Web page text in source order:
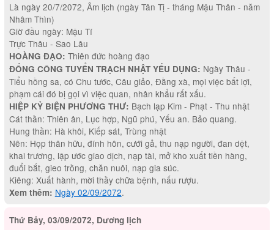
Là ngày 20/7/2072, Âm lịch (ngày Tân Tị - tháng Mậu Thân - năm
Nhâm Thìn)
Giờ đầu ngày: Mậu Tí
Trực Thâu - Sao Lâu
HOÀNG ĐẠO: Thiên đức hoàng đạo
ĐỔNG CÔNG TUYỂN TRẠCH NHẬT YẾU DỤNG: Ngày Thâu -
Tiểu hồng sa, có Chu tước, Câu giảo, Đằng xà, mọi việc bất lợi,
phạm cái đó bị gọi vì việc quan, nhân khẩu rất xấu.
HIỆP KỶ BIỆN PHƯƠNG THƯ: Bạch lạp Kim - Phạt - Thu nhật
Cát thần: Thiên ân, Lục hợp, Ngũ phú, Yếu an. Bảo quang.
Hung thần: Hà khôi, Kiếp sát, Trùng nhật
Nên: Họp thân hữu, đính hôn, cưới gả, thu nạp người, đan dệt,
khai trương, lập ước giao dịch, nạp tài, mở kho xuất tiền hàng,
đuổi bắt, gieo trồng, chăn nuôi, nạp gia súc.
Kiêng: Xuất hành, mời thầy chữa bệnh, nấu rượu.
Xem thêm: Ngày 02/09/2072.
Thứ Bảy, 03/09/2072, Dương lịch